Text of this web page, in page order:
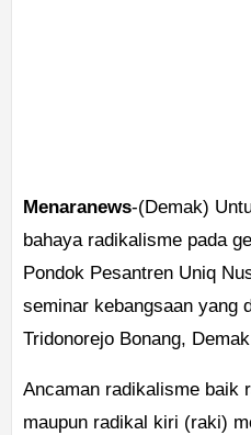
Menaranews-(Demak)
bahaya radikalisme pada
Pondok Pesantren Uniq
seminar kebangsaan yang
Tridonorejo Bonang,
Ancaman radikalisme baik
maupun radikal kiri (raki)